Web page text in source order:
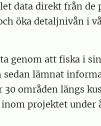
data direkt från de
öka detaljnivån i
genom att fiska i
sedan lämnat
områden längs
projektet under